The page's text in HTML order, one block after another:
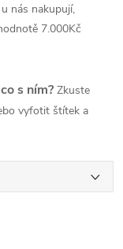
nás nakupují,
7.000Kč
s ním? Zkuste
vyfotit štítek a